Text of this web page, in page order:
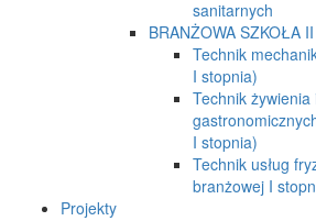
sanitarnych
BRANŻOWA SZKOŁA
Technik
I stopnia)
Technik żywienia
I stopnia)
Technik usług
branżowej I
Projekty